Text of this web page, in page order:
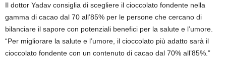
Il dottor Yadav consiglia di scegliere il cioccolato fondente nella
gamma di cacao dal 70 all’85% per le persone che cercano di
bilanciare il sapore con potenziali benefici per la salute e l’umore.
“Per migliorare la salute e l’umore, il cioccolato più adatto sarà il
cioccolato fondente con un contenuto di cacao dal 70% all’85%.”